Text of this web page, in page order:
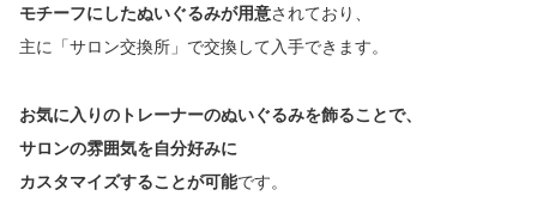
モチーフにしたぬいぐるみが用意されており、
主に「サロン交換所」で交換して入手できます。
お気に入りのトレーナーのぬいぐるみを飾ることで、
サロンの雰囲気を自分好みに
カスタマイズすることが可能です。